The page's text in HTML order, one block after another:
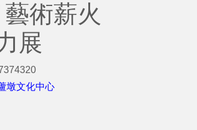
術薪火
展
墩文化中心